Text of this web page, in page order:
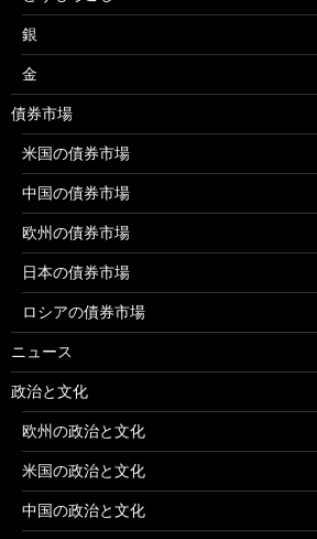
銀
金
債券市場
米国の債券市場
中国の債券市場
欧州の債券市場
日本の債券市場
ロシアの債券市場
ニュース
政治と文化
欧州の政治と文化
米国の政治と文化
中国の政治と文化